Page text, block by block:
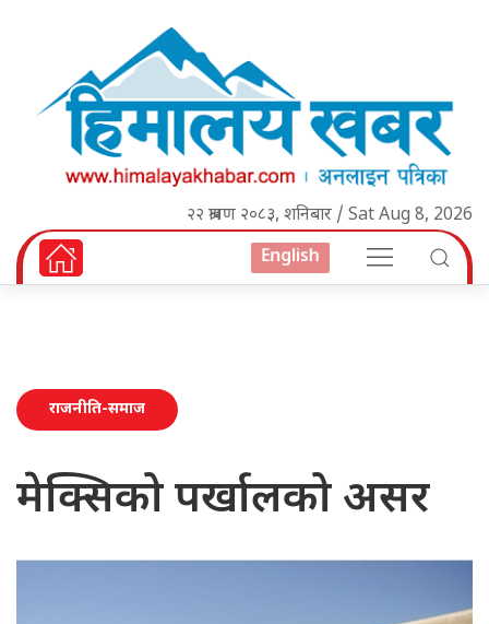
२२ श्रावण २०८३, शनिबार / Sat Aug 8, 2026
English
राजनीति-समाज
मेक्सिको पर्खालको असर